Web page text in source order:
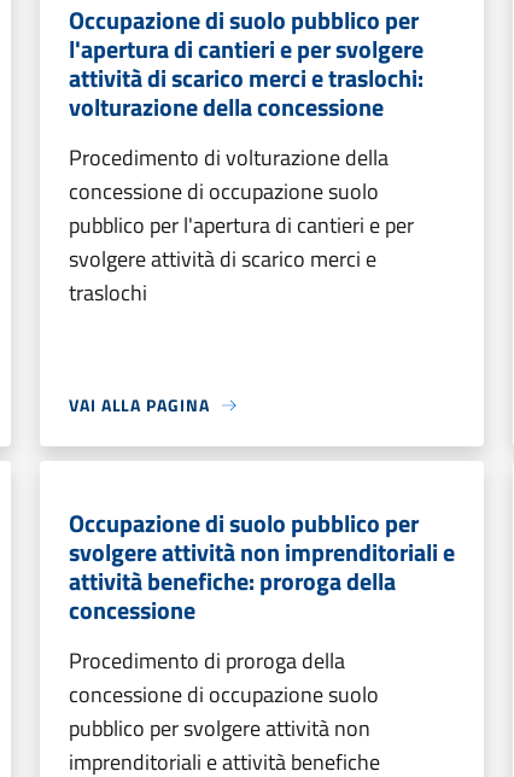
Occupazione di suolo pubblico per
l'apertura di cantieri e per svolgere
attività di scarico merci e traslochi:
volturazione della concessione
Procedimento di volturazione della
concessione di occupazione suolo
pubblico per l'apertura di cantieri e per
svolgere attività di scarico merci e
traslochi
VAI ALLA PAGINA
Occupazione di suolo pubblico per
svolgere attività non imprenditoriali e
attività benefiche: proroga della
concessione
Procedimento di proroga della
concessione di occupazione suolo
pubblico per svolgere attività non
imprenditoriali e attività benefiche